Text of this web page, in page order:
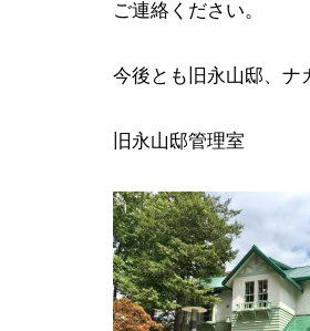
ご連絡ください。
今後とも旧永山邸、ナ
旧永山邸管理室